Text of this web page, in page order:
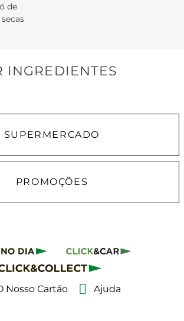
de
INGREDIENTES
SUPERMERCADO
PROMOÇÕES
Nosso Cartão Ajuda